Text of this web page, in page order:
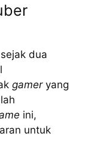
dua
gameryang
ini,
untuk